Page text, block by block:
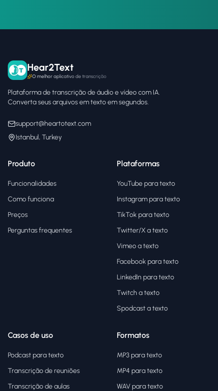
Hear2Text
O melhor aplicativo de transcrição
Plataforma de transcrição de áudio e vídeo com IA.
Converta seus arquivos em texto em segundos.
support@heartotext.com
Istanbul, Turkey
Produto
Funcionalidades
Como funciona
Preços
Perguntas frequentes
Plataformas
YouTube para texto
Instagram para texto
TikTok para texto
Twitter/X a texto
Vimeo a texto
Facebook para texto
LinkedIn para texto
Twitch a texto
Spodcast a texto
Casos de uso
Podcast para texto
Transcrição de reuniões
Transcrição de aulas
Formatos
MP3 para texto
MP4 para texto
WAV para texto